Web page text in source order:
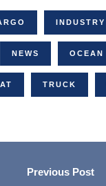
INDUSTRY
NEWS OCEAN
TRUCK
Previous Post